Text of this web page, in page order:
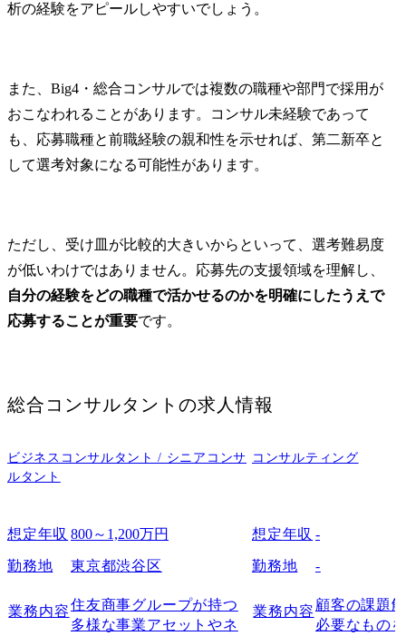
析の経験をアピールしやすいでしょう。
また、Big4・総合コンサルでは複数の職種や部門で採用が
おこなわれることがあります。コンサル未経験であって
も、応募職種と前職経験の親和性を示せれば、第二新卒と
して選考対象になる可能性があります。
ただし、受け皿が比較的大きいからといって、選考難易度
が低いわけではありません。応募先の支援領域を理解し、
自分の経験をどの職種で活かせるのかを明確にしたうえで
応募することが重要です。
総合コンサルタント の求人情報
ビジネスコンサルタント / シニアコンサ
ルタント
想定年収 800～1,200万円
勤務地 東京都渋谷区
業務内容住友商事グループが持つ
多様な事業アセットやネ
コンサルティング
想定年収 -
勤務地 -
業務内容 顧客の課題
必要なもの